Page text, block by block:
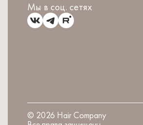
Мы в соц. сетях
© 2026 Hair Company